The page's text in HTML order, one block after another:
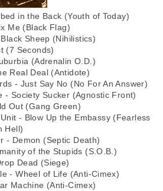
in the Back (Youth of Today)
Me (Black Flag)
Sheep (Nihilistics)
(7 Seconds)
(Adrenalin O.D.)
Real Deal (Antidote)
- Just Say No (No For An Answer)
- Society Sucker (Agnostic Front)
Out (Gang Green)
- Blow Up the Embassy (Fearless
Hell)
- Demon (Septic Death)
of the Stupids (S.O.B.)
Dead (Siege)
- Wheel of Life (Anti-Cimex)
Machine (Anti-Cimex)